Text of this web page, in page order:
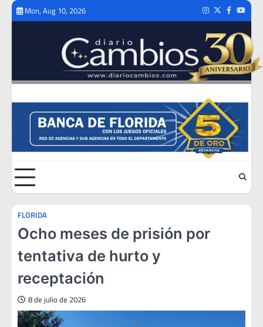
Skip
Mon, Aug 10, 2026 Instagram
TwitterFacebook
FLORIDA
Ocho meses de prisión por
tentativa de hurto y
receptación
8 de julio de 2026